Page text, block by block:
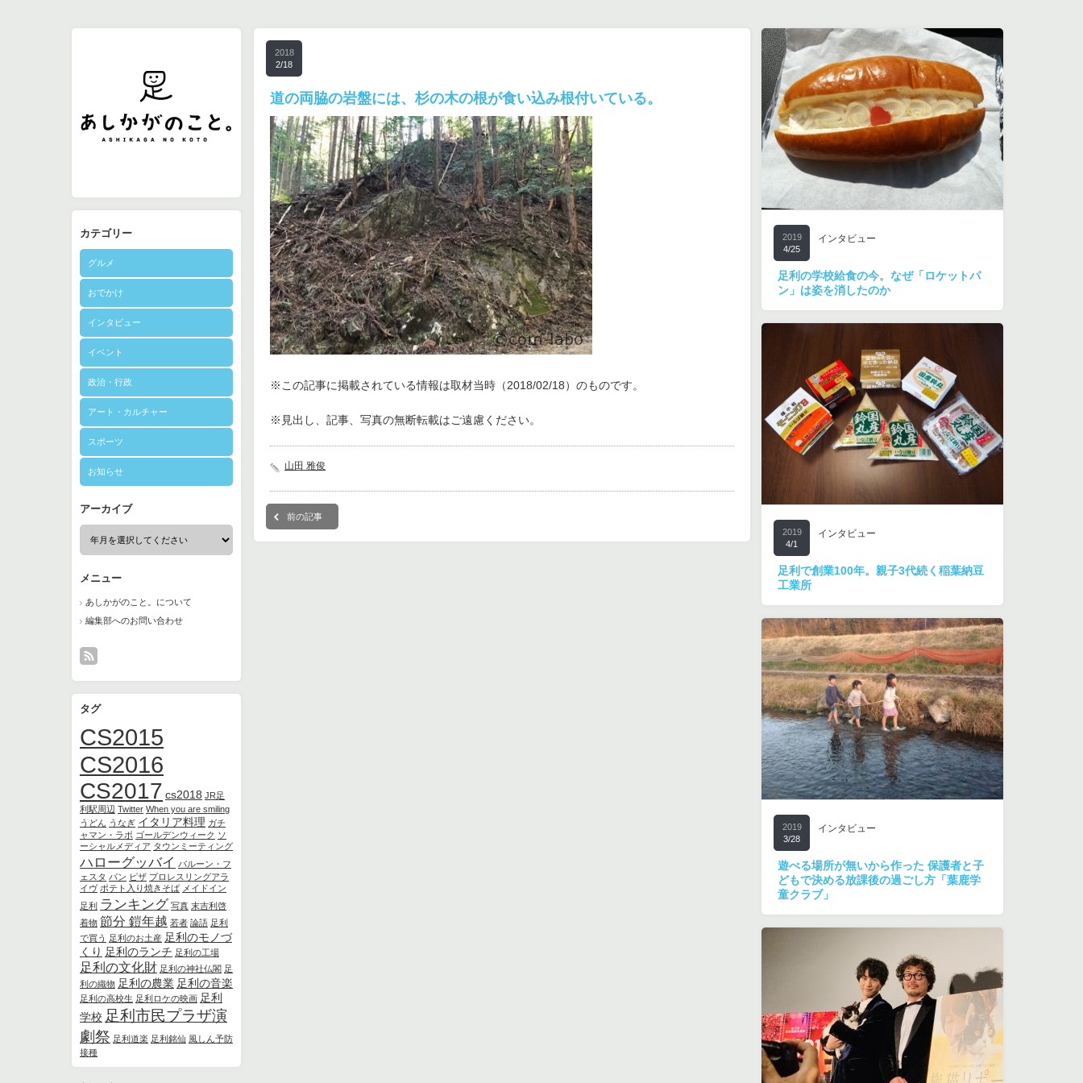
カテゴリー
グルメ
おでかけ
インタビュー
イベント
政治・行政
アート・カルチャー
スポーツ
お知らせ
アーカイブ
メニュー
あしかがのこと。について
編集部へのお問い合わせ
タグ
CS2015
CS2016
CS2017 cs2018 JR足
利駅周辺 Twitter When you are smiling
うどん うなぎ イタリア料理 ガチ
ャマン・ラボ ゴールデンウィーク ソ
ーシャルメディア タウンミーティング
ハローグッバイ バルーン・フ
ェスタ パン ピザ プロレスリングアラ
イヴ ポテト入り焼きそば メイドイン
足利 ランキング 写真 末吉利啓
着物 節分 鎧年越 若者 論語 足利
で買う 足利のお土産 足利のモノづ
くり 足利のランチ 足利の工場
足利の文化財 足利の神社仏閣 足
利の織物 足利の農業 足利の音楽
足利の高校生 足利ロケの映画 足利
学校 足利市民プラザ演
劇祭 足利道楽 足利銘仙 風しん予防
接種
2018
2/18
道の両脇の岩盤には、杉の木の根が食い込み根付いている。
※この記事に掲載されている情報は取材当時（2018/02/18）のものです。
※見出し、記事、写真の無断転載はご遠慮ください。
山田 雅俊
前の記事
2019
4/25
インタビュー
足利の学校給食の今。なぜ「ロケットパ
ン」は姿を消したのか
2019
4/1
インタビュー
足利で創業100年。親子3代続く稲葉納豆
工業所
2019
3/28
インタビュー
遊べる場所が無いから作った 保護者と子
どもで決める放課後の過ごし方「葉鹿学
童クラブ」